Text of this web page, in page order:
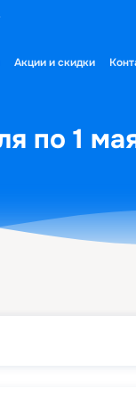
Акции и скидки
по 1